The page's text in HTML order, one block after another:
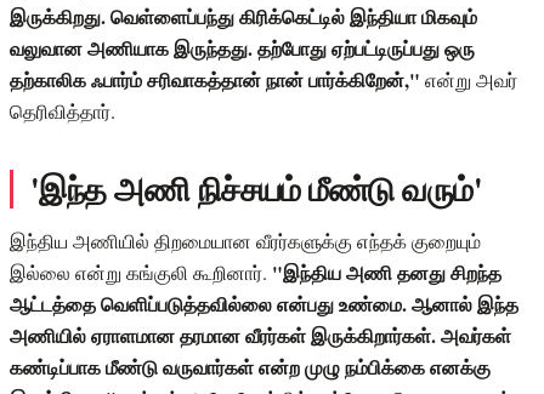
இருக்கிறது. வெள்ளைப்பந்து கிரிக்கெட்டில் இந்தியா மிகவும்
வலுவான அணியாக இருந்தது. தற்போது ஏற்பட்டிருப்பது ஒரு
தற்காலிக ஃபார்ம் சரிவாகத்தான் நான் பார்க்கிறேன்," என்று அவர்
தெரிவித்தார்.
'இந்த அணி நிச்சயம் மீண்டு வரும்'
இந்திய அணியில் திறமையான வீரர்களுக்கு எந்தக் குறையும்
இல்லை என்று கங்குலி கூறினார். "இந்திய அணி தனது சிறந்த
ஆட்டத்தை வெளிப்படுத்தவில்லை என்பது உண்மை. ஆனால் இந்த
அணியில் ஏராளமான தரமான வீரர்கள் இருக்கிறார்கள். அவர்கள்
கண்டிப்பாக மீண்டு வருவார்கள் என்ற முழு நம்பிக்கை எனக்கு